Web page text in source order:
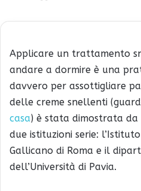
Applicare un trattamento
andare a dormire è una
davvero per assottigliare
delle creme snellenti
casa) è stata dimostrata
due istituzioni serie:
Gallicano di Roma e il
dell’Università di Pavia.